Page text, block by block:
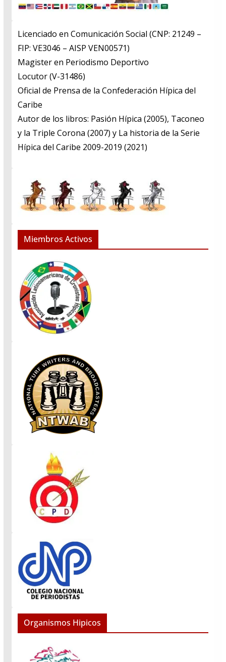
Licenciado en Comunicación Social (CNP: 21249 –
FIP: VE3046 – AISP VEN00571)
​Magister en Periodismo Deportivo
​Locutor (V-31486)
​Oficial de Prensa de la Confederación Hípica del
Caribe
​Autor de los libros: Pasión Hípica (2005), Taconeo
y la Triple Corona (2007) y La historia de la Serie
Hípica del Caribe 2009-2019 (2021)
Miembros Activos
Organismos Hipicos